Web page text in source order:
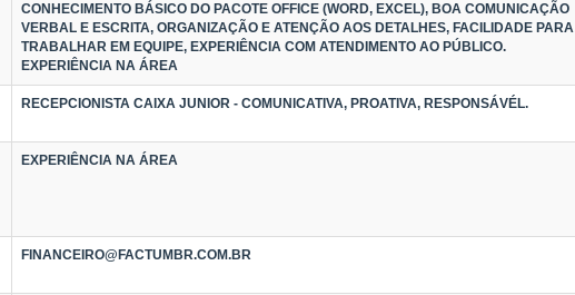
CONHECIMENTO BÁSICO DO PACOTE OFFICE (WORD, EXCEL), BOA COMUNICAÇÃO
VERBAL E ESCRITA, ORGANIZAÇÃO E ATENÇÃO AOS DETALHES, FACILIDADE PARA
TRABALHAR EM EQUIPE, EXPERIÊNCIA COM ATENDIMENTO AO PÚBLICO.
EXPERIÊNCIA NA ÁREA
RECEPCIONISTA CAIXA JUNIOR - COMUNICATIVA, PROATIVA, RESPONSÁVÉL.
EXPERIÊNCIA NA ÁREA
FINANCEIRO@FACTUMBR.COM.BR